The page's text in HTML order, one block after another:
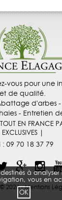
vous pour une
et de qualité.
d'arbes
- Entretien
EN FRANCE
EXCLUSIVES |
: 09 70 18 37 79
2026 -Mentions
à
vous en
OK